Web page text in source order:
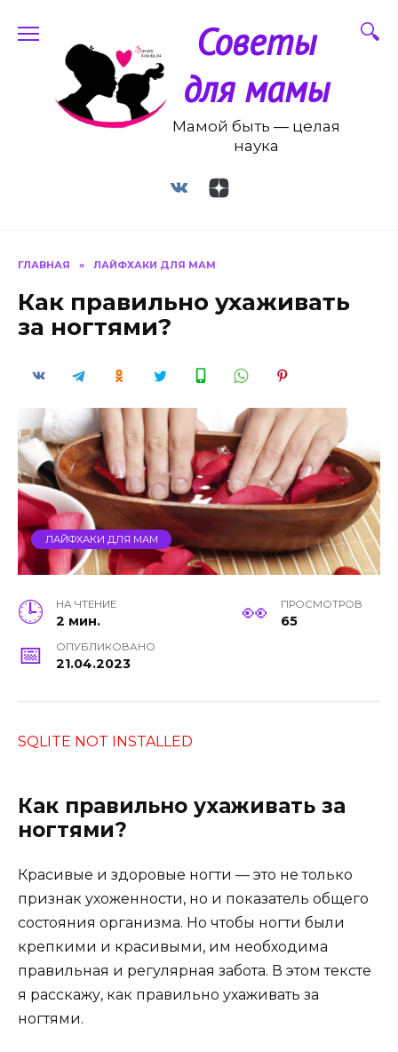
содержанию
Советы
для мамы
Мамой быть — целая
наука
ГЛАВНАЯ » ЛАЙФХАКИ ДЛЯ МАМ
Как правильно ухаживать
за ногтями?
ЛАЙФХАКИ ДЛЯ МАМ
НА ЧТЕНИЕ
2 мин.
ПРОСМОТРОВ
65
ОПУБЛИКОВАНО
21.04.2023
SQLITE NOT INSTALLED
Как правильно ухаживать за
ногтями?
Красивые и здоровые ногти — это не только
признак ухоженности, но и показатель общего
состояния организма. Но чтобы ногти были
крепкими и красивыми, им необходима
правильная и регулярная забота. В этом тексте
я расскажу, как правильно ухаживать за
ногтями.